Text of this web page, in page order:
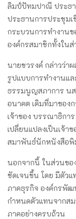
ลิมป์ปัทมปาณี ประธ
ประธานการประชุม
กระบวนการทำงาน
องค์กรสมาชิกทั้งใน
นายชวรงค์ กล่าวว่า
รูปแบบการทำงานแล
ธรรมนูญสภาการ นส
อนาคต เดิมที่มาของ
เจ้าของ บรรณาธิกา
เปลี่ยนแปลงเป็นเจ้า
สมาพันธ์นักหนังสือพิ
นอกจากนี้ ในส่วนข
ชัดเจนขึ้น โดย มีตัว
ภาคธุรกิจ องค์กรพัฒ
กำหนดตัวแทนจากส
ภาคอย่างครบถ้วน